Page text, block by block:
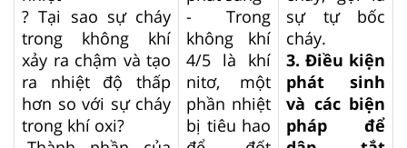
? Tại sao sự cháy
trong không khí
xảy ra chậm và tạo
ra nhiệt độ thấp
hơn so với sự cháy
trong khí oxi?
- Trong
không khí
4/5 là khí
nitơ, một
phần nhiệt
bị tiêu hao
sự tự bốc
cháy.
3. Điều kiện
phát sinh
và các biện
pháp để